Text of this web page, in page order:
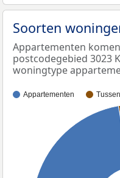
Soorten
Appartementen
postcodegebied 3023
woningtype
Appartementen